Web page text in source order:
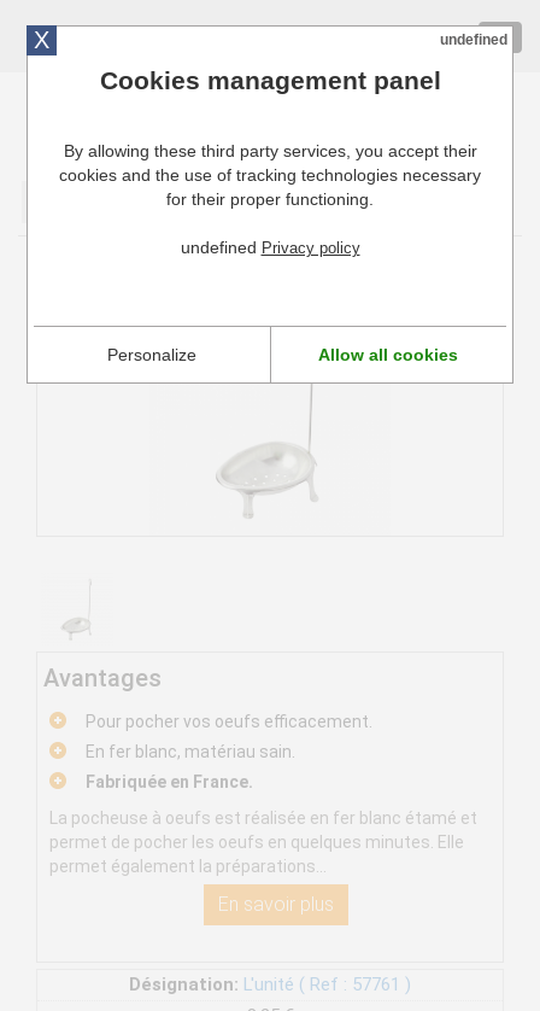
Cuisinresto: Ustensiles de cuisine pour professionnels
Avantages
Pour pocher vos oeufs efficacement.
En fer blanc, matériau sain.
Fabriquée en France.
La pocheuse à oeufs est réalisée en fer blanc étamé et
permet de pocher les oeufs en quelques minutes. Elle
permet également la préparations...
En savoir plus
Désignation: L'unité ( Ref : 57761 )
X undefined
Cookies management panel
By allowing these third party services, you accept their
cookies and the use of tracking technologies necessary
for their proper functioning.
undefined Privacy policy
Personalize Allow all cookies